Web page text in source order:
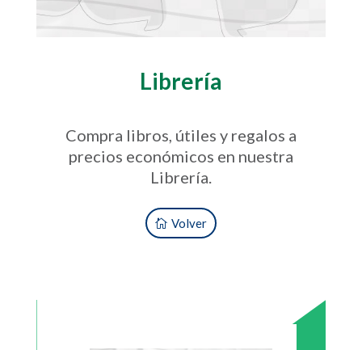
Librería
Compra libros, útiles y regalos a
precios económicos en nuestra
Librería.
Volver